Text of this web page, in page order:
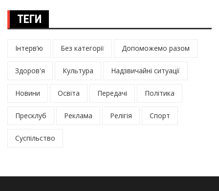
ТЕГИ
Інтерв’ю Без категорії Допоможемо разом
Здоров'я Культура Надзвичайні ситуації
Новини Освіта Передачі Політика
Пресклуб Реклама Релігія Спорт
Суспільство